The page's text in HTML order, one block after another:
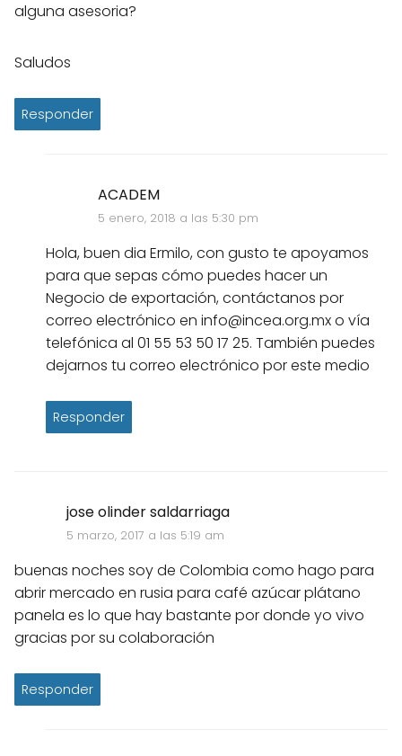
alguna asesoria?
Saludos
Responder
ACADEM
5 enero, 2018 a las 5:30 pm
Hola, buen dia Ermilo, con gusto te apoyamos
para que sepas cómo puedes hacer un
Negocio de exportación, contáctanos por
correo electrónico en info@incea.org.mx o vía
telefónica al 01 55 53 50 17 25. También puedes
dejarnos tu correo electrónico por este medio
Responder
jose olinder saldarriaga
5 marzo, 2017 a las 5:19 am
buenas noches soy de Colombia como hago para
abrir mercado en rusia para café azúcar plátano
panela es lo que hay bastante por donde yo vivo
gracias por su colaboración
Responder